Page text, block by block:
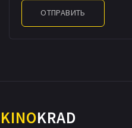
ОТПРАВИТЬ
KINOKRAD